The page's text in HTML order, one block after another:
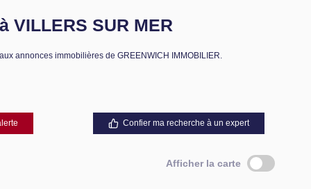
VILLERS SUR MER
annonces immobilières de GREENWICH IMMOBILIER.
Confier ma recherche à un expert
Afficher la carte